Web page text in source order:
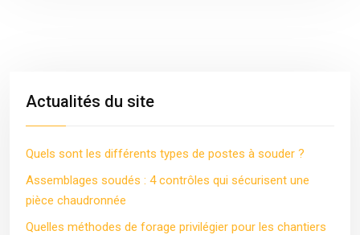
Actualités du site
Quels sont les différents types de postes à souder ?
Assemblages soudés : 4 contrôles qui sécurisent une
pièce chaudronnée
Quelles méthodes de forage privilégier pour les chantiers